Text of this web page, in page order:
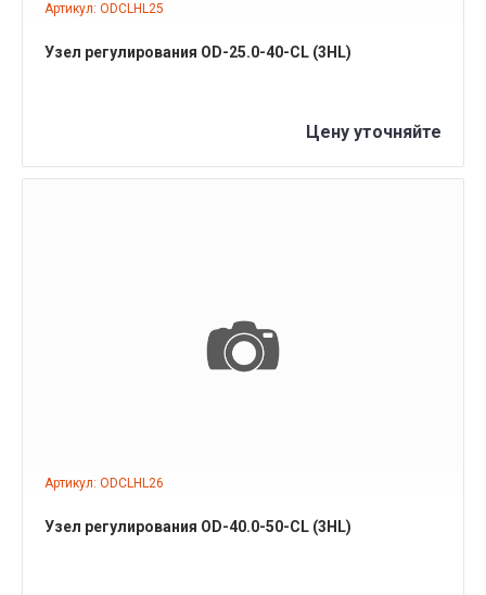
Артикул: ODCLHL25
Узел регулирования OD-25.0-40-CL (3HL)
Цену уточняйте
Артикул: ODCLHL26
ПОДРОБНЕЕ
Узел регулирования OD-40.0-50-CL (3HL)